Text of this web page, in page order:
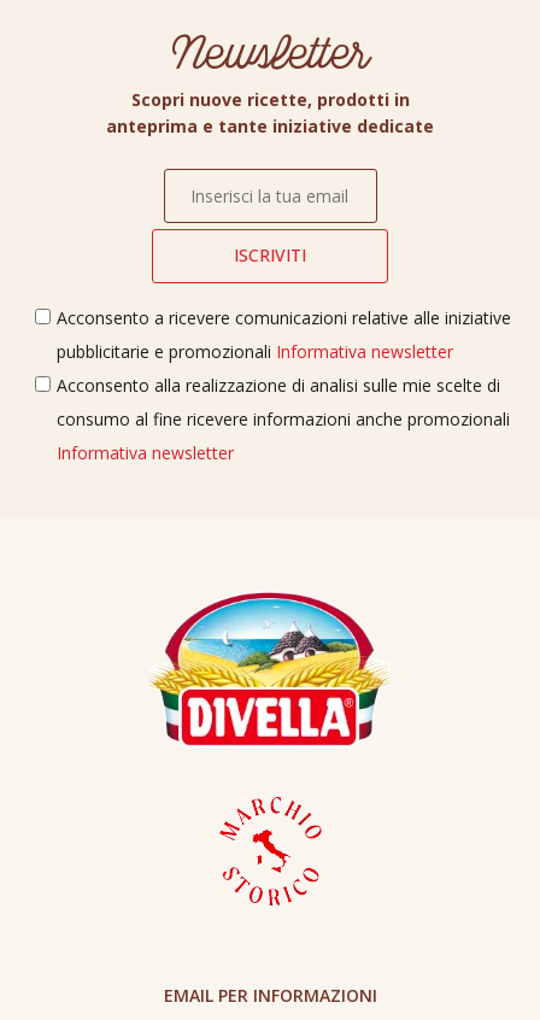
Newsletter
Scopri nuove ricette, prodotti in
anteprima e tante iniziative dedicate
Acconsento a ricevere comunicazioni relative alle iniziative
pubblicitarie e promozionali Informativa newsletter
Acconsento alla realizzazione di analisi sulle mie scelte di
consumo al fine ricevere informazioni anche promozionali
Informativa newsletter
EMAIL PER INFORMAZIONI